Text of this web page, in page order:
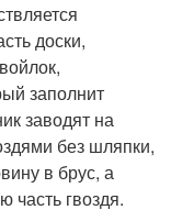
доски,
заполнит
заводят на
без шляпки,
в брус, а
часть гвоздя.